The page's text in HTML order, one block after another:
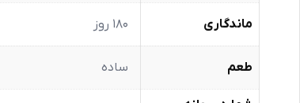
ماندگاری 180 روز
طعم ساده